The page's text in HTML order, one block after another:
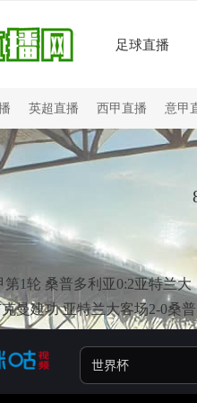
足球直播
英超直播 西甲直播 意甲
第1轮 桑普多利亚0:2亚特兰大
曼建功 亚特兰大客场2-0桑普